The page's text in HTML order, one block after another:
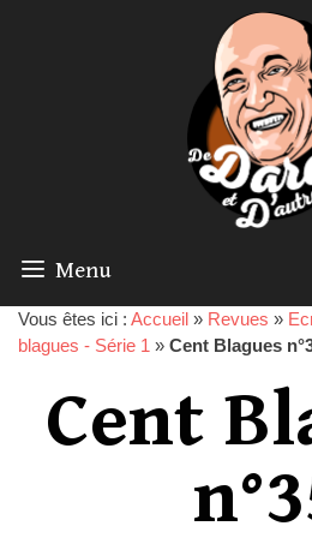
Menu
Vous êtes ici : Accueil » Revues »
blagues - Série 1 » Cent Blagues
Cent